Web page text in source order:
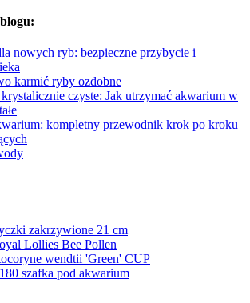
nowych ryb: bezpieczne przybycie i
karmić ryby ozdobne
czyste: Jak utrzymać akwarium w
kompletny przewodnik krok po kroku
zakrzywione 21 cm
Lollies Bee Pollen
wendtii 'Green' CUP
szafka pod akwarium